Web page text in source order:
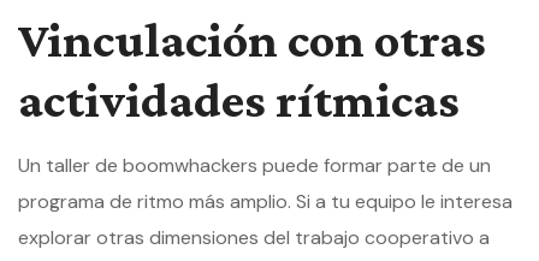
Vinculación con otras
actividades rítmicas
Un taller de boomwhackers puede formar parte de un
programa de ritmo más amplio. Si a tu equipo le interesa
explorar otras dimensiones del trabajo cooperativo a